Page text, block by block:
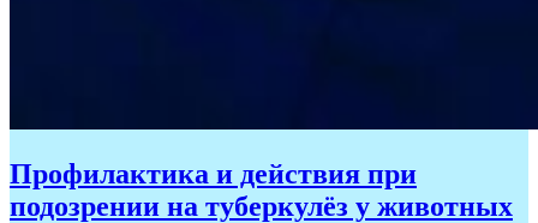
Профилактика и действия при
подозрении на туберкулёз у животных